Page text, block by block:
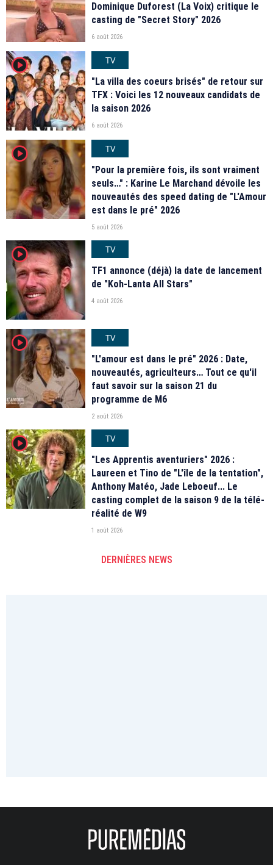
Dominique Duforest (La Voix) critique le
casting de "Secret Story" 2026
6 août 2026
player2
TV
"La villa des coeurs brisés" de retour sur
TFX : Voici les 12 nouveaux candidats de
la saison 2026
6 août 2026
player2
TV
"Pour la première fois, ils sont vraiment
seuls…" : Karine Le Marchand dévoile les
nouveautés des speed dating de "L'Amour
est dans le pré" 2026
5 août 2026
player2
TV
TF1 annonce (déjà) la date de lancement
de "Koh-Lanta All Stars"
4 août 2026
player2
TV
"L'amour est dans le pré" 2026 : Date,
nouveautés, agriculteurs… Tout ce qu'il
faut savoir sur la saison 21 du
programme de M6
2 août 2026
player2
TV
"Les Apprentis aventuriers" 2026 :
Laureen et Tino de "L'île de la tentation",
Anthony Matéo, Jade Leboeuf... Le
casting complet de la saison 9 de la télé-
réalité de W9
1 août 2026
DERNIÈRES NEWS